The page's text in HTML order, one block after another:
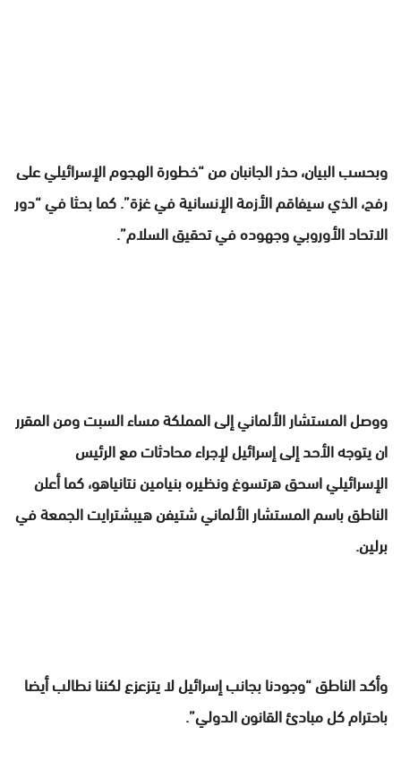
وبحسب البيان، حذر الجانبان من “خطورة الهجوم الإسرائيلي على
رفح، الذي سيفاقم الأزمة الإنسانية في غزة”. كما بحثا في “دور
الاتحاد الأوروبي وجهوده في تحقيق السلام”.
ووصل المستشار الألماني إلى المملكة مساء السبت ومن المقرر
ان يتوجه الأحد إلى إسرائيل لإجراء محادثات مع الرئيس
الإسرائيلي اسحق هرتسوغ ونظيره بنيامين نتانياهو، كما أعلن
الناطق باسم المستشار الألماني شتيفن هيبشترايت الجمعة في
برلين.
وأكد الناطق “وجودنا بجانب إسرائيل لا يتزعزع لكننا نطالب أيضا
باحترام كل مبادئ القانون الدولي”.